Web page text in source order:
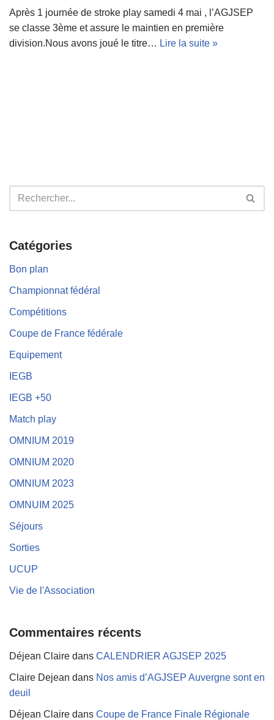
Après 1 journée de stroke play samedi 4 mai , l’AGJSEP
se classe 3ème et assure le maintien en première
division.Nous avons joué le titre… Lire la suite »
Catégories
Bon plan
Championnat fédéral
Compétitions
Coupe de France fédérale
Equipement
IEGB
IEGB +50
Match play
OMNIUM 2019
OMNIUM 2020
OMNIUM 2023
OMNUIM 2025
Séjours
Sorties
UCUP
Vie de l'Association
Commentaires récents
Déjean Claire dans CALENDRIER AGJSEP 2025
Claire Dejean dans Nos amis d’AGJSEP Auvergne sont en
deuil
Déjean Claire dans Coupe de France Finale Régionale